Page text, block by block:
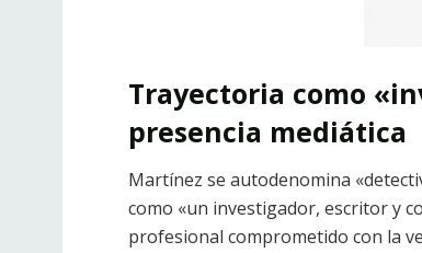
Trayectoria como
presencia mediática
Martínez se autodenomina
como «un investigador, escritor y
profesional comprometido con la